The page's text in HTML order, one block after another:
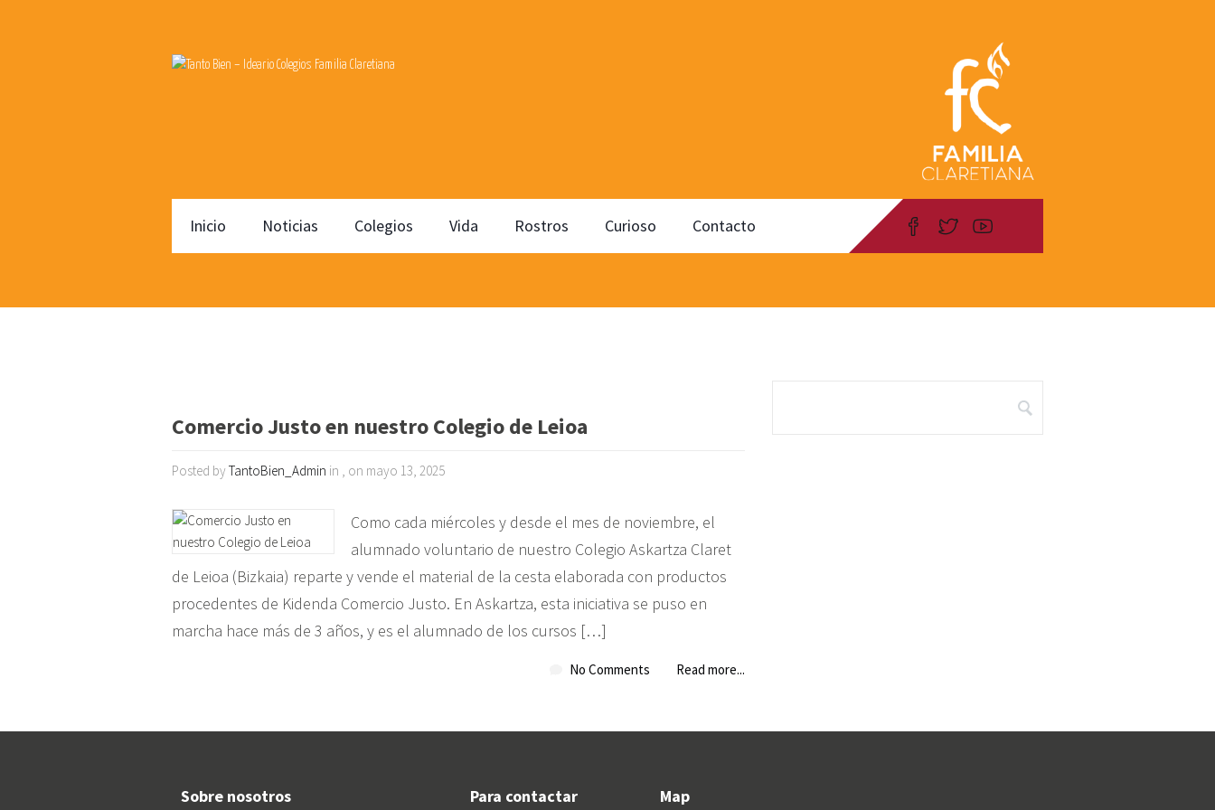
Inicio Noticias Colegios Vida Rostros Curioso Contacto
Comercio Justo en nuestro Colegio de Leioa
Posted by TantoBien_Admin in , on mayo 13, 2025
Como cada miércoles y desde el mes de noviembre, el
alumnado voluntario de nuestro Colegio Askartza Claret
de Leioa (Bizkaia) reparte y vende el material de la cesta elaborada con productos
procedentes de Kidenda Comercio Justo. En Askartza, esta iniciativa se puso en
marcha hace más de 3 años, y es el alumnado de los cursos […]
No Comments Read more...
Sobre nosotros Para contactar Map